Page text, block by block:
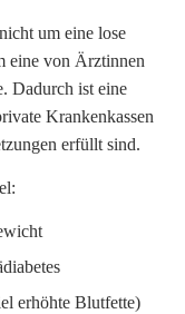
um eine lose
eine von Ärztinnen
Dadurch ist eine
Krankenkassen
erfüllt sind.
erhöhte Blutfette)